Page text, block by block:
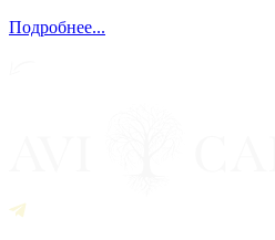
Подробнее...